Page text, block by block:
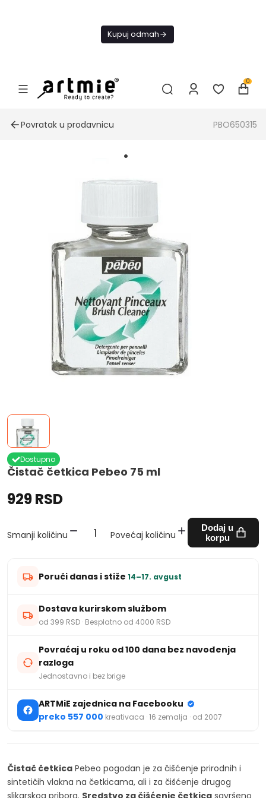
Kupuj odmah
0
Povratak u prodavnicu PBO650315
Čistač četkica Pebeo 75 ml
Dostupno
929 RSD
Smanji količinu Povećaj količinu
Dodaj u
korpu
Poruči danas i stiže 14–17. avgust
Dostava kurirskom službom
od 399 RSD · Besplatno od 4000 RSD
Povraćaj u roku od 100 dana bez navođenja
razloga
Jednostavno i bez brige
ARTMiE zajednica na Facebooku
preko 557 000 kreativaca · 16 zemalja · od 2007
Čistač četkica Pebeo pogodan je za čišćenje prirodnih i
sintetičih vlakna na četkicama, ali i za čišćenje drugog
slikarskog pribora. Sredstvo za čišćenje četkica savršeno